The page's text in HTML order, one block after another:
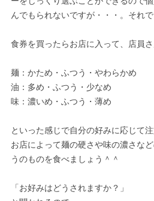
んでもられないですが・・・。それ
食券を買ったらお店に入って、店員
麺：かため・ふつう・やわらかめ
油：多め・ふつう・少なめ
味：濃いめ・ふつう・薄め
といった感じで自分の好みに応じて
お店によって麺の硬さや味の濃さな
うのものを食べましょう＾＾
「お好みはどうされますか？」